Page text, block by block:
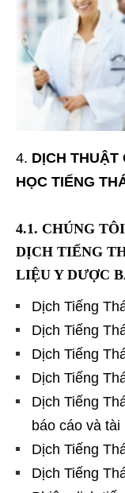
DỊCH THUẬT
HỌC TIẾNG
4.1. CHÚNG
DỊCH TIẾNG
LIỆU Y DƯỢC
Dịch Tiếng
Dịch Tiếng
Dịch Tiếng
Dịch Tiếng
Dịch Tiếng
báo cáo và
Dịch Tiếng
Dịch Tiếng